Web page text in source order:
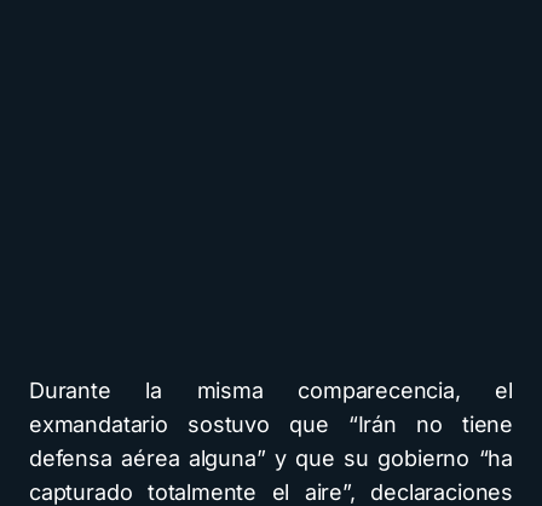
Durante la misma comparecencia, el
exmandatario sostuvo que “Irán no tiene
defensa aérea alguna” y que su gobierno “ha
capturado totalmente el aire”, declaraciones